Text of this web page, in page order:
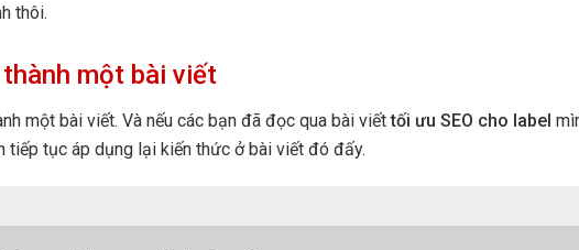
thôi.
một bài viết
một bài viết. Và nếu các bạn đã đọc qua bài viếttối ưu SEO cho label
tiếp tục áp dụng lại kiến thức ở bài viết đó đấy.